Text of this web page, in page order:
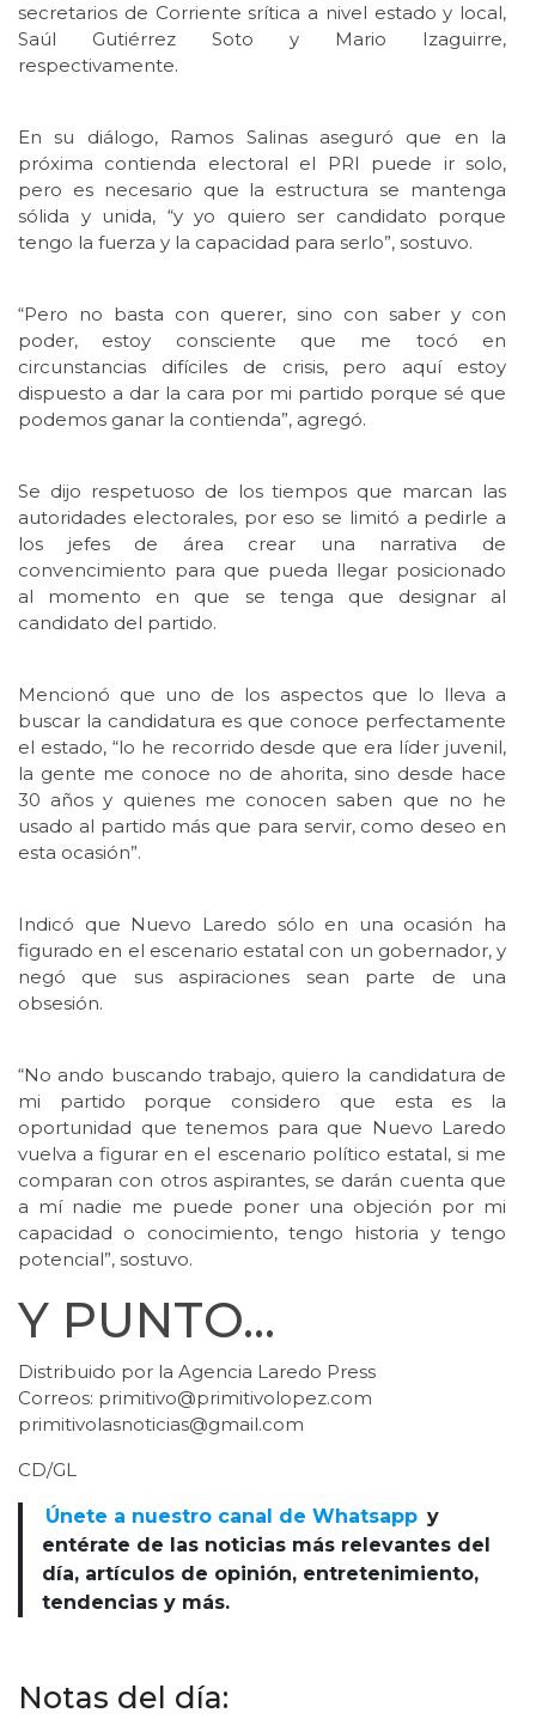
secretarios de Corriente srítica a nivel estado y local,
Saúl Gutiérrez Soto y Mario Izaguirre,
respectivamente.
En su diálogo, Ramos Salinas aseguró que en la
próxima contienda electoral el PRI puede ir solo,
pero es necesario que la estructura se mantenga
sólida y unida, “y yo quiero ser candidato porque
tengo la fuerza y la capacidad para serlo”, sostuvo.
“Pero no basta con querer, sino con saber y con
poder, estoy consciente que me tocó en
circunstancias difíciles de crisis, pero aquí estoy
dispuesto a dar la cara por mi partido porque sé que
podemos ganar la contienda”, agregó.
Se dijo respetuoso de los tiempos que marcan las
autoridades electorales, por eso se limitó a pedirle a
los jefes de área crear una narrativa de
convencimiento para que pueda llegar posicionado
al momento en que se tenga que designar al
candidato del partido.
Mencionó que uno de los aspectos que lo lleva a
buscar la candidatura es que conoce perfectamente
el estado, “lo he recorrido desde que era líder juvenil,
la gente me conoce no de ahorita, sino desde hace
30 años y quienes me conocen saben que no he
usado al partido más que para servir, como deseo en
esta ocasión”.
Indicó que Nuevo Laredo sólo en una ocasión ha
figurado en el escenario estatal con un gobernador, y
negó que sus aspiraciones sean parte de una
obsesión.
“No ando buscando trabajo, quiero la candidatura de
mi partido porque considero que esta es la
oportunidad que tenemos para que Nuevo Laredo
vuelva a figurar en el escenario político estatal, si me
comparan con otros aspirantes, se darán cuenta que
a mí nadie me puede poner una objeción por mi
capacidad o conocimiento, tengo historia y tengo
potencial”, sostuvo.
Y PUNTO…
Distribuido por la Agencia Laredo Press
Correos: primitivo@primitivolopez.com
primitivolasnoticias@gmail.com
CD/GL
Únete a nuestro canal de Whatsapp y
entérate de las noticias más relevantes del
día, artículos de opinión, entretenimiento,
tendencias y más.
Notas del día: